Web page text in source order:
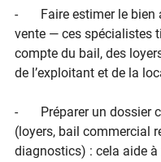
-       Faire estimer le
vente — ces spécialistes
compte du bail, des
de l’exploitant et de la
-       Préparer un
(loyers, bail commercial
diagnostics) : cela aide